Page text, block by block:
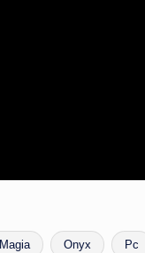
Magia Onyx Pc